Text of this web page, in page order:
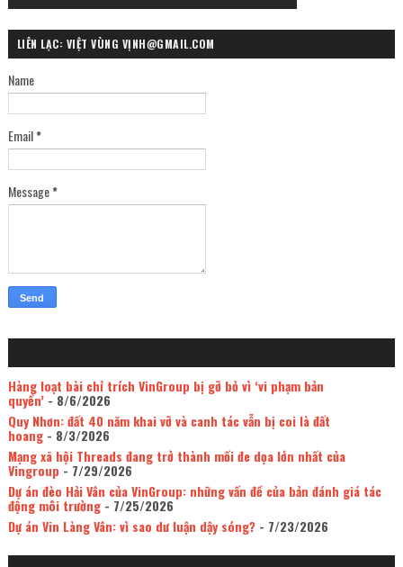
LIÊN LẠC: VIỆT VÙNG VỊNH@GMAIL.COM
Name
Email*
Message*
Hàng loạt bài chỉ trích VinGroup bị gỡ bỏ vì ‘vi phạm bản
quyền’- 8/6/2026
Quy Nhơn: đất 40 năm khai vỡ và canh tác vẫn bị coi là đất
hoang- 8/3/2026
Mạng xã hội Threads đang trở thành mối đe dọa lớn nhất của
Vingroup - 7/29/2026
Dự án đèo Hải Vân của VinGroup: những vấn đề của bản đánh giá tác
động môi trường- 7/25/2026
Dự án Vin Làng Vân: vì sao dư luận dậy sóng?- 7/23/2026